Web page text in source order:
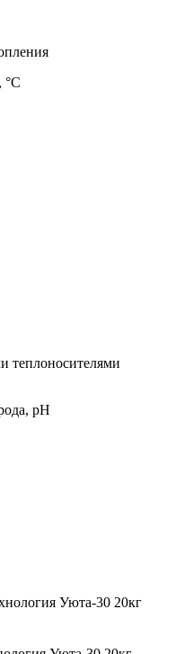
°С
теплоносителями
pH
Уюта-30 20кг